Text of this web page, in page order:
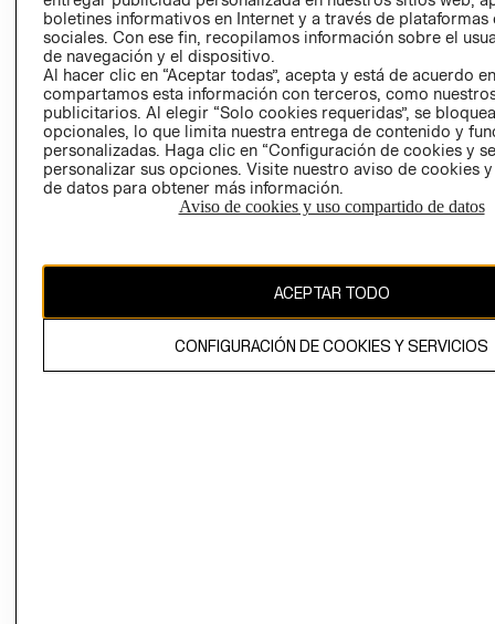
AVISO DE
LIBRO DE
boletines informativos en Internet y a través de plataformas
sociales. Con ese fin, recopilamos información sobre el
de navegación y el dispositivo.
Al hacer clic en “Aceptar todas”, acepta y está de acuerdo
compartamos esta información con terceros, como
publicitarios. Al elegir “Solo cookies requeridas”, se
opcionales, lo que limita nuestra entrega de contenido y
personalizadas. Haga clic en “Configuración de cookies y
personalizar sus opciones. Visite nuestro aviso de cookies
de datos para obtener más información.
Aviso de cookies y uso compartido de datos
ACEPTAR TODO
CONFIGURACIÓN DE COOKIES Y SERVICIOS